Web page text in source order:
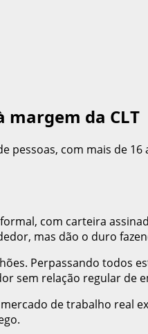
margem da CLT
pessoas, com mais de
com carteira
mas dão o duro
Perpassando todos
sem relação regular de
de trabalho